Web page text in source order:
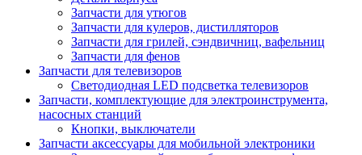
Запчасти для утюгов
Запчасти для кулеров, дистилляторов
Запчасти для грилей, сэндвичниц, вафельниц
Запчасти для фенов
Запчасти для телевизоров
Светодиодная LED подсветка телевизоров
Запчасти, комплектующие для электроинструмента,
насосных станций
Кнопки, выключатели
Запчасти аксессуары для мобильной электроники